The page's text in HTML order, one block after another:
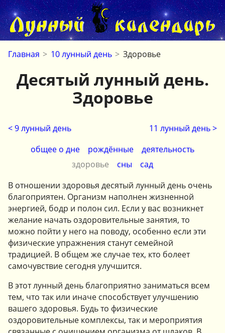
Главная > 10 лунный день > Здоровье
Десятый лунный день.
Здоровье
< 9 лунный день
11 лунный день >
общее о дне
рождённые
деятельность
здоровье
сны
сад
В отношении здоровья десятый лунный день очень
благоприятен. Организм наполнен жизненной
энергией, бодр и полон сил. Если у вас возникнет
желание начать оздоровительные занятия, то
можно пойти у него на поводу, особенно если эти
физические упражнения станут семейной
традицией. В общем же случае тех, кто болеет
самочувствие сегодня улучшится.
В этот лунный день благоприятно заниматься всем
тем, что так или иначе способствует улучшению
вашего здоровья. Будь то физические
оздоровительные комплексы, так и мероприятия